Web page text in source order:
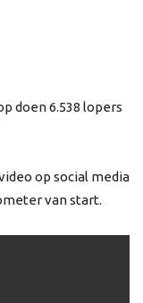
doen 6.538 lopers
op social media
van start.